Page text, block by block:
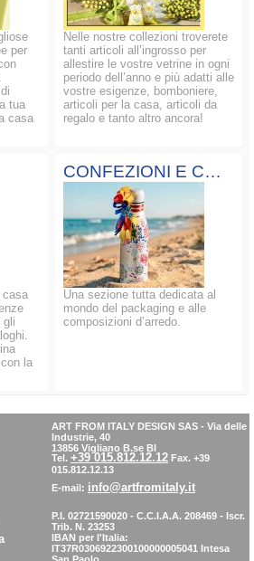
per
tua
casa
Nelle nostre collezioni troverete
tanti articoli all’ingrosso per
allestire le vostre vetrine in ogni
periodo dell’anno e più adatti alle
vostre esigenze, bomboniere,
articoli per la casa, articoli da
regalo e tanto altro ancora!
casa
gli
la
CONFEZIONI E COMPOSIZIONI
Una sezione tutta dedicata al
mondo del packaging e alle
composizioni d’arredo.
ART FROM ITALY DESIGN SAS - Via delle
Industrie, 40
13856 Vigliano B.se BI
Tel. +39 015.812.12.12 Fax. +39
015.812.12.13
E-mail: info@artfromitaly.it
P.I. 02721590020 - C.C.I.A.A. 208469 - Iscr.
Trib. N. 23253
IBAN per l'Italia:
IT37R0306922300100000005041 Intesa
San Paolo